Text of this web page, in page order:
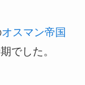
オスマン帝国
でした。